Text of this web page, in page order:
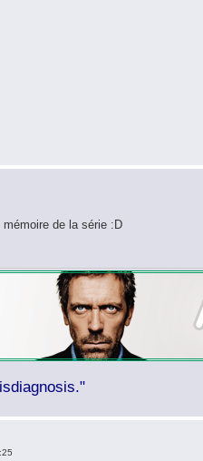
de la série :D